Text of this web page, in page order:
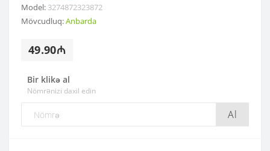
Model: 3274872323872
Mövcudluq:Anbarda
49.90₼
Bir klikə al
Nömrənizi daxil edin
Al